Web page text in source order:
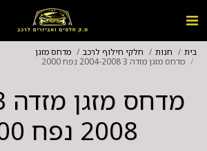
בית חנות חלקי חילוף לרכב
מדחס מזגן
מדחס מזגן מזדה 3 2004-2008 נפח 2000
2008 נפח 2000